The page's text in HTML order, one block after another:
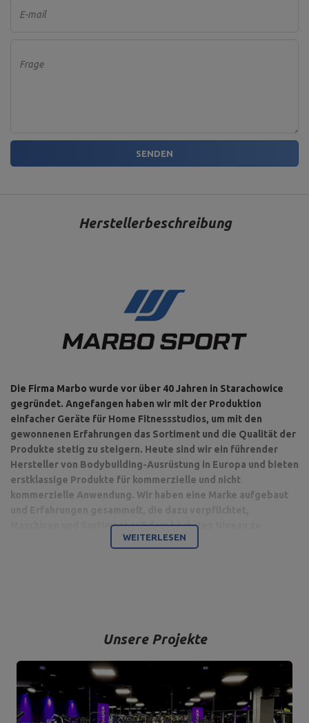
E-mail
Frage
SENDEN
Herstellerbeschreibung
Die Firma Marbo wurde vor über 40 Jahren in Starachowice
gegründet. Angefangen haben wir mit der Produktion
einfacher Geräte für Home Fitnessstudios, um mit den
gewonnenen Erfahrungen das Sortiment und die Qualität der
Produkte stetig zu steigern. Heute sind wir ein führender
Hersteller von Bodybuilding-Ausrüstung in Europa und bieten
erstklassige Produkte für kommerzielle und nicht
kommerzielle Anwendung. Wir haben eine Marke aufgebaut
Maschinen und Sortiment auf dem höchsten Niveau zu
Starachowice in der Woiwodschaft Świętokrzyskie. Hier befinden
sich unsere Büroräume und die Produktions- und Lagerhallen. Von
hier aus werden alle Formen des Online-Verkaufs und der Kontakt
mit unseren Kunden gesteuert. Von hier aus werden auch unsere
WEITERLESEN
Unsere Projekte